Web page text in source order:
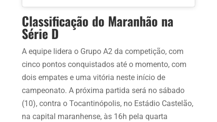
Classificação do Maranhão na
Série D
A equipe lidera o Grupo A2 da competição, com
cinco pontos conquistados até o momento, com
dois empates e uma vitória neste início de
campeonato. A próxima partida será no sábado
(10), contra o Tocantinópolis, no Estádio Castelão,
na capital maranhense, às 16h pela quarta